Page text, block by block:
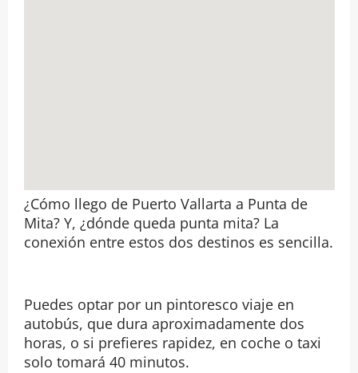
¿Cómo llego de Puerto Vallarta a Punta de
Mita? Y, ¿dónde queda punta mita? La
conexión entre estos dos destinos es sencilla.
Puedes optar por un pintoresco viaje en
autobús, que dura aproximadamente dos
horas, o si prefieres rapidez, en coche o taxi
solo tomará 40 minutos.